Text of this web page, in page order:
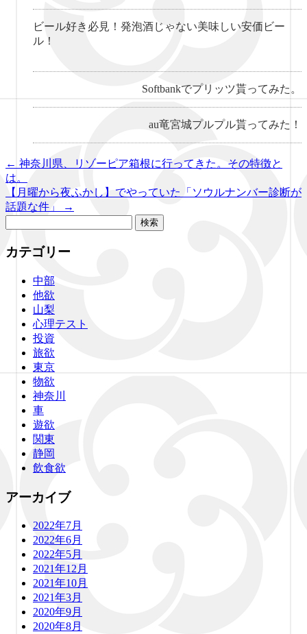
ビール好き必見！発泡酒じゃない美味しい安価ビー
ル！
Softbankでプリッツ貰ってみた。
au竜宮城プルプル貰ってみた！
← 神奈川県、リゾーピア箱根に行ってきた。その特徴と
は。
【月曜から夜ふかし】でやっていた「ソウルナンバー診断が
話題な件」
→
カテゴリー
中部
他欲
山梨
心理テスト
投資
旅欲
東京
物欲
神奈川
車
遊欲
関東
静岡
飲食欲
アーカイブ
2022年7月
2022年6月
2022年5月
2021年12月
2021年10月
2021年3月
2020年9月
2020年8月